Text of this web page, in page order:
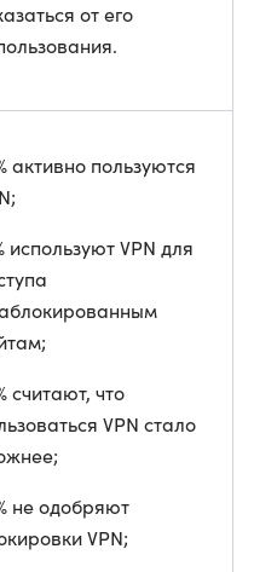
от его
активно пользуются
используют VPN для
считают, что
VPN стало
не одобряют
VPN;